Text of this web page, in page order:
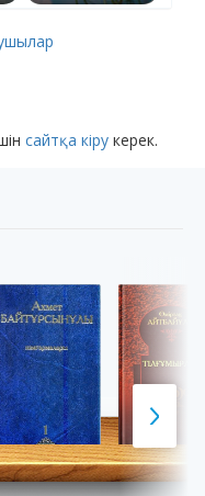
сайтқа кіру керек.